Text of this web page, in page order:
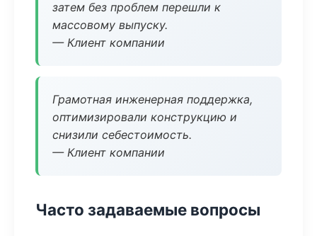
затем без проблем перешли к
массовому выпуску.
— Клиент компании
Грамотная инженерная поддержка,
оптимизировали конструкцию и
снизили себестоимость.
— Клиент компании
Часто задаваемые вопросы